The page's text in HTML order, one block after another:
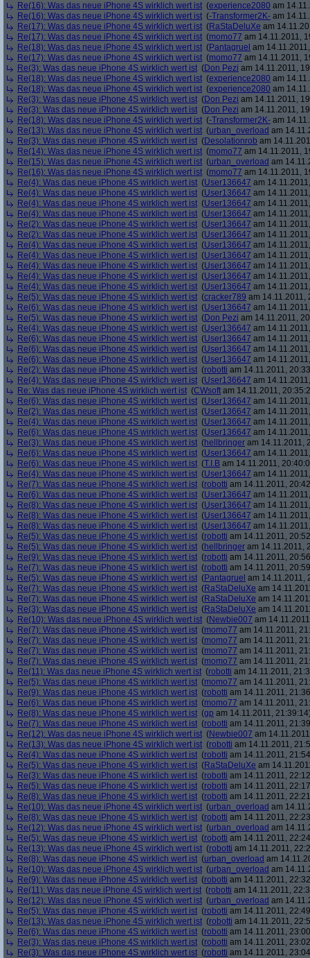
Re(16): Was das neue iPhone 4S wirklich wert ist (experience2080 am
Re(16): Was das neue iPhone 4S wirklich wert ist (-Transformer2K- am
Re(17): Was das neue iPhone 4S wirklich wert ist (RaStaDeluXe am
Re(17): Was das neue iPhone 4S wirklich wert ist (momo77 am 14.11.2011,
Re(18): Was das neue iPhone 4S wirklich wert ist (Pantagruel am
Re(17): Was das neue iPhone 4S wirklich wert ist (momo77 am 14.11.2011,
Re(3): Was das neue iPhone 4S wirklich wert ist (Don Pezi am 14.11.2011,
Re(18): Was das neue iPhone 4S wirklich wert ist (experience2080 am
Re(18): Was das neue iPhone 4S wirklich wert ist (experience2080 am
Re(3): Was das neue iPhone 4S wirklich wert ist (Don Pezi am 14.11.2011,
Re(3): Was das neue iPhone 4S wirklich wert ist (Don Pezi am 14.11.2011,
Re(18): Was das neue iPhone 4S wirklich wert ist (-Transformer2K- am
Re(13): Was das neue iPhone 4S wirklich wert ist (urban_overload am
Re(3): Was das neue iPhone 4S wirklich wert ist (Desolationrob am
Re(14): Was das neue iPhone 4S wirklich wert ist (momo77 am 14.11.2011,
Re(15): Was das neue iPhone 4S wirklich wert ist (urban_overload am
Re(16): Was das neue iPhone 4S wirklich wert ist (momo77 am 14.11.2011,
Re(4): Was das neue iPhone 4S wirklich wert ist (User136647 am
Re(4): Was das neue iPhone 4S wirklich wert ist (User136647 am
Re(4): Was das neue iPhone 4S wirklich wert ist (User136647 am
Re(4): Was das neue iPhone 4S wirklich wert ist (User136647 am
Re(2): Was das neue iPhone 4S wirklich wert ist (User136647 am
Re(2): Was das neue iPhone 4S wirklich wert ist (User136647 am
Re(4): Was das neue iPhone 4S wirklich wert ist (User136647 am
Re(4): Was das neue iPhone 4S wirklich wert ist (User136647 am
Re(4): Was das neue iPhone 4S wirklich wert ist (User136647 am
Re(4): Was das neue iPhone 4S wirklich wert ist (User136647 am
Re(4): Was das neue iPhone 4S wirklich wert ist (User136647 am
Re(5): Was das neue iPhone 4S wirklich wert ist (cracker789 am 14.11.2011,
Re(6): Was das neue iPhone 4S wirklich wert ist (User136647 am
Re(5): Was das neue iPhone 4S wirklich wert ist (Don Pezi am 14.11.2011,
Re(4): Was das neue iPhone 4S wirklich wert ist (User136647 am
Re(6): Was das neue iPhone 4S wirklich wert ist (User136647 am
Re(6): Was das neue iPhone 4S wirklich wert ist (User136647 am
Re(6): Was das neue iPhone 4S wirklich wert ist (User136647 am
Re(2): Was das neue iPhone 4S wirklich wert ist (robotti am 14.11.2011,
Re(4): Was das neue iPhone 4S wirklich wert ist (User136647 am
Re: Was das neue iPhone 4S wirklich wert ist (CWsoft am 14.11.2011,
Re(6): Was das neue iPhone 4S wirklich wert ist (User136647 am
Re(2): Was das neue iPhone 4S wirklich wert ist (User136647 am
Re(4): Was das neue iPhone 4S wirklich wert ist (User136647 am
Re(6): Was das neue iPhone 4S wirklich wert ist (User136647 am
Re(3): Was das neue iPhone 4S wirklich wert ist (hellbringer am 14.11.2011,
Re(6): Was das neue iPhone 4S wirklich wert ist (User136647 am
Re(6): Was das neue iPhone 4S wirklich wert ist (T.I.B am 14.11.2011,
Re(4): Was das neue iPhone 4S wirklich wert ist (User136647 am
Re(7): Was das neue iPhone 4S wirklich wert ist (robotti am 14.11.2011,
Re(6): Was das neue iPhone 4S wirklich wert ist (User136647 am
Re(8): Was das neue iPhone 4S wirklich wert ist (User136647 am
Re(8): Was das neue iPhone 4S wirklich wert ist (User136647 am
Re(8): Was das neue iPhone 4S wirklich wert ist (User136647 am
Re(5): Was das neue iPhone 4S wirklich wert ist (robotti am 14.11.2011,
Re(5): Was das neue iPhone 4S wirklich wert ist (hellbringer am 14.11.2011,
Re(9): Was das neue iPhone 4S wirklich wert ist (robotti am 14.11.2011,
Re(7): Was das neue iPhone 4S wirklich wert ist (robotti am 14.11.2011,
Re(5): Was das neue iPhone 4S wirklich wert ist (Pantagruel am 14.11.2011,
Re(7): Was das neue iPhone 4S wirklich wert ist (RaStaDeluXe am
Re(7): Was das neue iPhone 4S wirklich wert ist (RaStaDeluXe am
Re(3): Was das neue iPhone 4S wirklich wert ist (RaStaDeluXe am
Re(10): Was das neue iPhone 4S wirklich wert ist (Newbie007 am
Re(7): Was das neue iPhone 4S wirklich wert ist (momo77 am 14.11.2011,
Re(7): Was das neue iPhone 4S wirklich wert ist (momo77 am 14.11.2011,
Re(7): Was das neue iPhone 4S wirklich wert ist (momo77 am 14.11.2011,
Re(7): Was das neue iPhone 4S wirklich wert ist (momo77 am 14.11.2011,
Re(11): Was das neue iPhone 4S wirklich wert ist (robotti am 14.11.2011,
Re(5): Was das neue iPhone 4S wirklich wert ist (momo77 am 14.11.2011,
Re(9): Was das neue iPhone 4S wirklich wert ist (robotti am 14.11.2011,
Re(6): Was das neue iPhone 4S wirklich wert ist (momo77 am 14.11.2011,
Re(8): Was das neue iPhone 4S wirklich wert ist (gp am 14.11.2011,
Re(7): Was das neue iPhone 4S wirklich wert ist (robotti am 14.11.2011,
Re(12): Was das neue iPhone 4S wirklich wert ist (Newbie007 am
Re(13): Was das neue iPhone 4S wirklich wert ist (robotti am 14.11.2011,
Re(4): Was das neue iPhone 4S wirklich wert ist (robotti am 14.11.2011,
Re(5): Was das neue iPhone 4S wirklich wert ist (RaStaDeluXe am
Re(3): Was das neue iPhone 4S wirklich wert ist (robotti am 14.11.2011,
Re(5): Was das neue iPhone 4S wirklich wert ist (robotti am 14.11.2011,
Re(8): Was das neue iPhone 4S wirklich wert ist (robotti am 14.11.2011,
Re(10): Was das neue iPhone 4S wirklich wert ist (urban_overload am
Re(8): Was das neue iPhone 4S wirklich wert ist (robotti am 14.11.2011,
Re(12): Was das neue iPhone 4S wirklich wert ist (urban_overload am
Re(5): Was das neue iPhone 4S wirklich wert ist (robotti am 14.11.2011,
Re(13): Was das neue iPhone 4S wirklich wert ist (robotti am 14.11.2011,
Re(8): Was das neue iPhone 4S wirklich wert ist (urban_overload am
Re(10): Was das neue iPhone 4S wirklich wert ist (urban_overload am
Re(9): Was das neue iPhone 4S wirklich wert ist (robotti am 14.11.2011,
Re(11): Was das neue iPhone 4S wirklich wert ist (robotti am 14.11.2011,
Re(12): Was das neue iPhone 4S wirklich wert ist (urban_overload am
Re(5): Was das neue iPhone 4S wirklich wert ist (robotti am 14.11.2011,
Re(13): Was das neue iPhone 4S wirklich wert ist (robotti am 14.11.2011,
Re(6): Was das neue iPhone 4S wirklich wert ist (robotti am 14.11.2011,
Re(3): Was das neue iPhone 4S wirklich wert ist (robotti am 14.11.2011,
Re(3): Was das neue iPhone 4S wirklich wert ist (robotti am 14.11.2011,